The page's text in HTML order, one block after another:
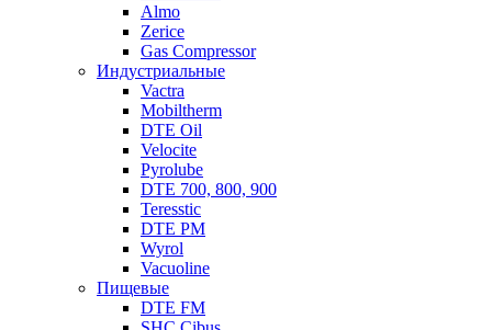
Almo
Zerice
Gas Compressor
Индустриальные
Vactra
Mobiltherm
DTE Oil
Velocite
Pyrolube
DTE 700, 800, 900
Teresstic
DTE PM
Wyrol
Vacuoline
Пищевые
DTE FM